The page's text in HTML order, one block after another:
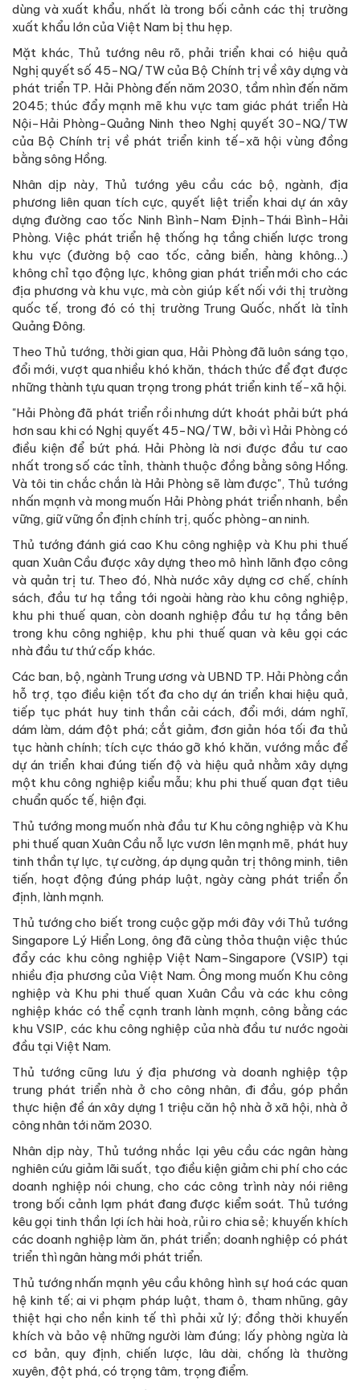
dùng và xuất khẩu, nhất là trong bối cảnh các thị trường
xuất khẩu lớn của Việt Nam bị thu hẹp.
Mặt khác, Thủ tướng nêu rõ, phải triển khai có hiệu quả
Nghị quyết số 45-NQ/TW của Bộ Chính trị về xây dựng và
phát triển TP. Hải Phòng đến năm 2030, tầm nhìn đến năm
2045; thúc đẩy mạnh mẽ khu vực tam giác phát triển Hà
Nội-Hải Phòng-Quảng Ninh theo Nghị quyết 30-NQ/TW
của Bộ Chính trị về phát triển kinh tế-xã hội vùng đồng
bằng sông Hồng.
Nhân dịp này, Thủ tướng yêu cầu các bộ, ngành, địa
phương liên quan tích cực, quyết liệt triển khai dự án xây
dựng đường cao tốc Ninh Bình-Nam Định-Thái Bình-Hải
Phòng. Việc phát triển hệ thống hạ tầng chiến lược trong
khu vực (đường bộ cao tốc, cảng biển, hàng không…)
không chỉ tạo động lực, không gian phát triển mới cho các
địa phương và khu vực, mà còn giúp kết nối với thị trường
quốc tế, trong đó có thị trường Trung Quốc, nhất là tỉnh
Quảng Đông.
Theo Thủ tướng, thời gian qua, Hải Phòng đã luôn sáng tạo,
đổi mới, vượt qua nhiều khó khăn, thách thức để đạt được
những thành tựu quan trọng trong phát triển kinh tế-xã hội.
"Hải Phòng đã phát triển rồi nhưng dứt khoát phải bứt phá
hơn sau khi có Nghị quyết 45-NQ/TW, bởi vì Hải Phòng có
điều kiện để bứt phá. Hải Phòng là nơi được đầu tư cao
nhất trong số các tỉnh, thành thuộc đồng bằng sông Hồng.
Và tôi tin chắc chắn là Hải Phòng sẽ làm được", Thủ tướng
nhấn mạnh và mong muốn Hải Phòng phát triển nhanh, bền
vững, giữ vững ổn định chính trị, quốc phòng-an ninh.
Thủ tướng đánh giá cao Khu công nghiệp và Khu phi thuế
quan Xuân Cầu được xây dựng theo mô hình lãnh đạo công
và quản trị tư. Theo đó, Nhà nước xây dựng cơ chế, chính
sách, đầu tư hạ tầng tới ngoài hàng rào khu công nghiệp,
khu phi thuế quan, còn doanh nghiệp đầu tư hạ tầng bên
trong khu công nghiệp, khu phi thuế quan và kêu gọi các
nhà đầu tư thứ cấp khác.
Các ban, bộ, ngành Trung ương và UBND TP. Hải Phòng cần
hỗ trợ, tạo điều kiện tốt đa cho dự án triển khai hiệu quả,
tiếp tục phát huy tinh thần cải cách, đổi mới, dám nghĩ,
dám làm, dám đột phá; cắt giảm, đơn giản hóa tối đa thủ
tục hành chính; tích cực tháo gỡ khó khăn, vướng mắc để
dự án triển khai đúng tiến độ và hiệu quả nhằm xây dựng
một khu công nghiệp kiểu mẫu; khu phi thuế quan đạt tiêu
chuẩn quốc tế, hiện đại.
Thủ tướng mong muốn nhà đầu tư Khu công nghiệp và Khu
phi thuế quan Xuân Cầu nỗ lực vươn lên mạnh mẽ, phát huy
tinh thần tự lực, tự cường, áp dụng quản trị thông minh, tiên
tiến, hoạt động đúng pháp luật, ngày càng phát triển ổn
định, lành mạnh.
Thủ tướng cho biết trong cuộc gặp mới đây với Thủ tướng
Singapore Lý Hiển Long, ông đã cùng thỏa thuận việc thúc
đẩy các khu công nghiệp Việt Nam-Singapore (VSIP) tại
nhiều địa phương của Việt Nam. Ông mong muốn Khu công
nghiệp và Khu phi thuế quan Xuân Cầu và các khu công
nghiệp khác có thể cạnh tranh lành mạnh, công bằng các
khu VSIP, các khu công nghiệp của nhà đầu tư nước ngoài
đầu tại Việt Nam.
Thủ tướng cũng lưu ý địa phương và doanh nghiệp tập
trung phát triển nhà ở cho công nhân, đi đầu, góp phần
thực hiện đề án xây dựng 1 triệu căn hộ nhà ở xã hội, nhà ở
công nhân tới năm 2030.
Nhân dịp này, Thủ tướng nhắc lại yêu cầu các ngân hàng
nghiên cứu giảm lãi suất, tạo điều kiện giảm chi phí cho các
doanh nghiệp nói chung, cho các công trình này nói riêng
trong bối cảnh lạm phát đang được kiểm soát. Thủ tướng
kêu gọi tinh thần lợi ích hài hoà, rủi ro chia sẻ; khuyến khích
các doanh nghiệp làm ăn, phát triển; doanh nghiệp có phát
triển thì ngân hàng mới phát triển.
Thủ tướng nhấn mạnh yêu cầu không hình sự hoá các quan
hệ kinh tế; ai vi phạm pháp luật, tham ô, tham nhũng, gây
thiệt hại cho nền kinh tế thì phải xử lý; đồng thời khuyến
khích và bảo vệ những người làm đúng; lấy phòng ngừa là
cơ bản, quy định, chiến lược, lâu dài, chống là thường
xuyên, đột phá, có trọng tâm, trọng điểm.